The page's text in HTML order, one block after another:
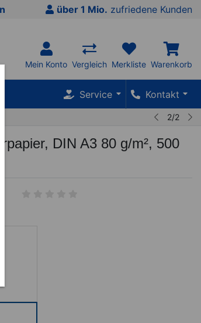
über 1 Mio. zufriedene Kunden
Mein Konto Vergleich Merkliste Warenkorb
Service Kontakt
2/2
DIN A3 80 g/m², 500